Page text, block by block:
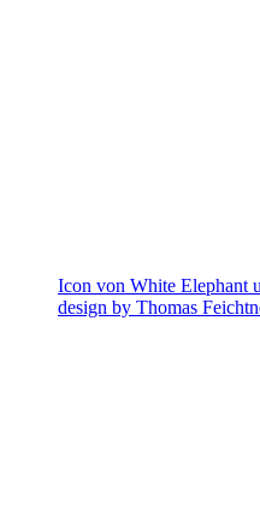
Icon von White Elephant
design by Thomas